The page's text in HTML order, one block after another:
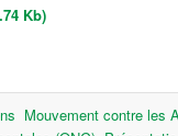
Kb)
Mouvement contre les